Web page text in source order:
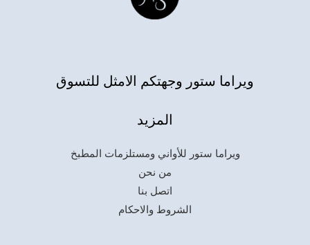
ويراما ستور وجهتكم الامثل للتسوق
المزيد
ويراما ستور للأواني ومستلزمات المطبخ
من نحن
اتصل بنا
الشروط والاحكام